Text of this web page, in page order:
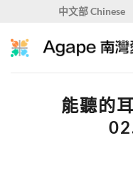
content
中文部 Chinese
能聽的